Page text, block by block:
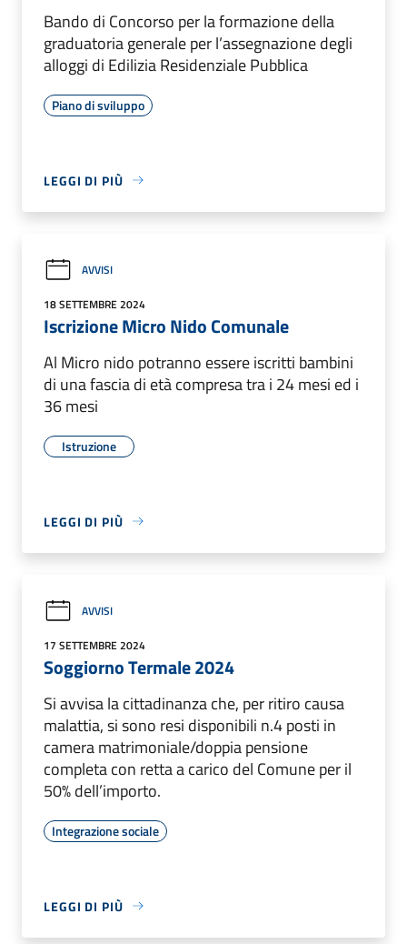
Bando di Concorso per la formazione della
graduatoria generale per l’assegnazione degli
alloggi di Edilizia Residenziale Pubblica
Piano di sviluppo
LEGGI DI PIÙ
AVVISI
18 SETTEMBRE 2024
Iscrizione Micro Nido Comunale
Al Micro nido potranno essere iscritti bambini
di una fascia di età compresa tra i 24 mesi ed i
36 mesi
Istruzione
LEGGI DI PIÙ
AVVISI
17 SETTEMBRE 2024
Soggiorno Termale 2024
Si avvisa la cittadinanza che, per ritiro causa
malattia, si sono resi disponibili n.4 posti in
camera matrimoniale/doppia pensione
completa con retta a carico del Comune per il
50% dell’importo.
Integrazione sociale
LEGGI DI PIÙ